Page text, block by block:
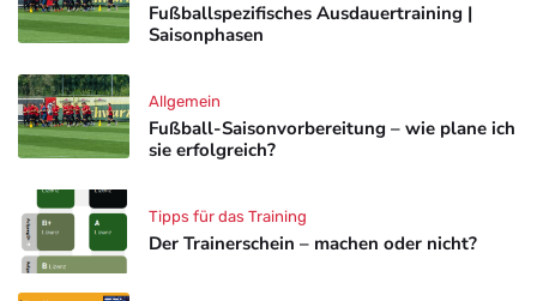
Fußballspezifisches Ausdauertraining |
Saisonphasen
Fußball-Saisonvorbereitung – wie plane ich
sie erfolgreich?
Allgemein
Der Trainerschein – machen oder nicht?
Tipps für das Training